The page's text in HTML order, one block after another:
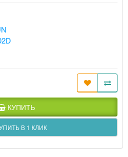
КУПИТЬ
В 1 КЛИК